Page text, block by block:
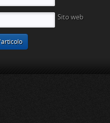
Sito web